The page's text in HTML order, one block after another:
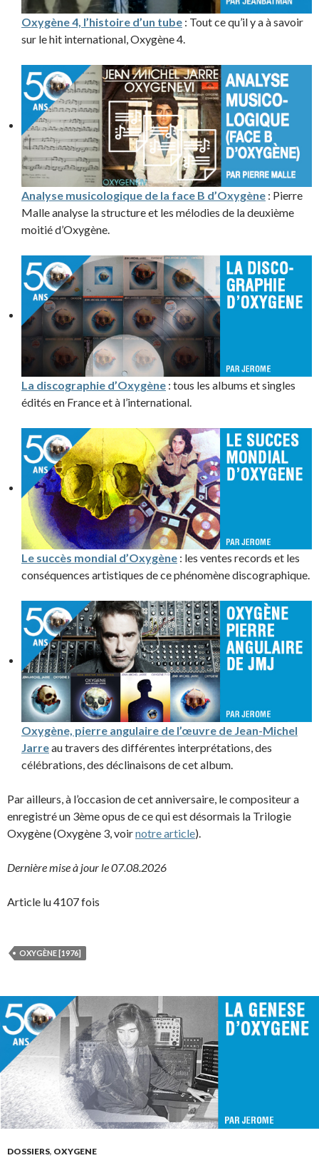
Oxygène 4, l’histoire d’un tube : Tout ce qu’il y a à savoir
sur le hit international, Oxygène 4.
Analyse musicologique de la face B d’Oxygène : Pierre
Malle analyse la structure et les mélodies de la deuxième
moitié d’Oxygène.
La discographie d’Oxygène : tous les albums et singles
édités en France et à l’international.
Le succès mondial d’Oxygène : les ventes records et les
conséquences artistiques de ce phénomène discographique.
Oxygène, pierre angulaire de l’œuvre de Jean-Michel
Jarreau travers des différentes interprétations, des
célébrations, des déclinaisons de cet album.
Par ailleurs, à l’occasion de cet anniversaire, le compositeur a
enregistré un 3ème opus de ce qui est désormais la Trilogie
Oxygène (Oxygène 3, voirnotre article).
Dernière mise à jour le 07.08.2026
Article lu 4107 fois
OXYGÈNE [1976]
DOSSIERS, OXYGENE